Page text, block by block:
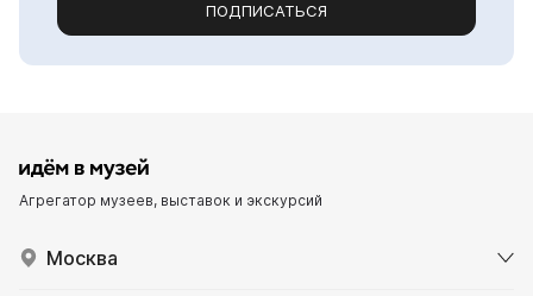
ПОДПИСАТЬСЯ
Агрегатор музеев, выставок и экскурсий
Москва